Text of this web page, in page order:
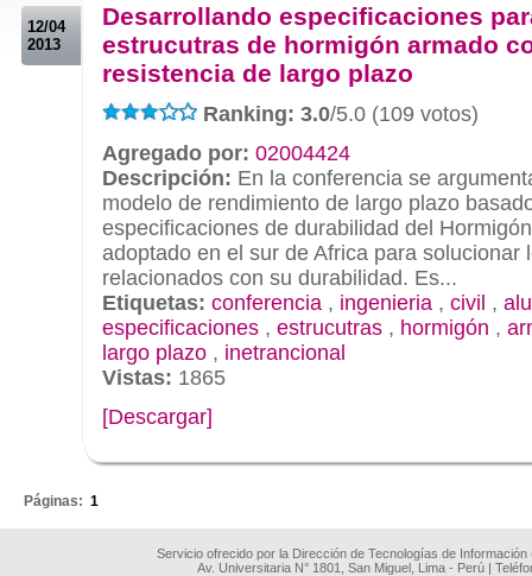
12/04
2013
Desarrollando especificaciones
estrucutras de hormigón armado
resistencia de largo plazo
Ranking: 3.0/5.0 (109 votos)
Agregado por: 02004424
Descripción: En la conferencia se
modelo de rendimiento de largo plazo
especificaciones de durabilidad del
adoptado en el sur de Africa para solucionar
relacionados con su durabilidad. Es...
Etiquetas: conferencia , ingenieria , civil ,
especificaciones , estrucutras , hormigón ,
largo plazo , inetrancional
Vistas: 1865
[Descargar]
Páginas: 1
Servicio ofrecido por la Dirección de Tecnologías de
Av. Universitaria N° 1801, San Miguel, Lima - Perú |